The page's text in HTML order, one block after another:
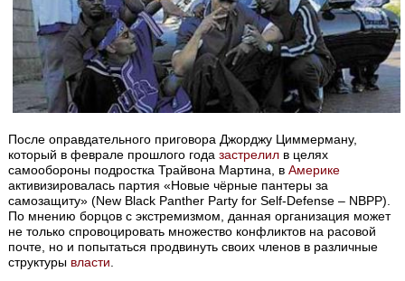
После оправдательного приговора Джорджу Циммерману,
который в феврале прошлого годазастрелил в целях
самообороны подростка Трайвона Мартина, вАмерике
активизировалась партия «Новые чёрные пантеры за
самозащиту» (New Black Panther Party for Self-Defense – NBPP).
По мнению борцов с экстремизмом, данная организация может
не только спровоцировать множество конфликтов на расовой
почте, но и попытаться продвинуть своих членов в различные
структуры власти